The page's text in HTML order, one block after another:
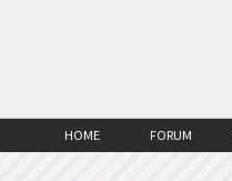
HOME FORUM